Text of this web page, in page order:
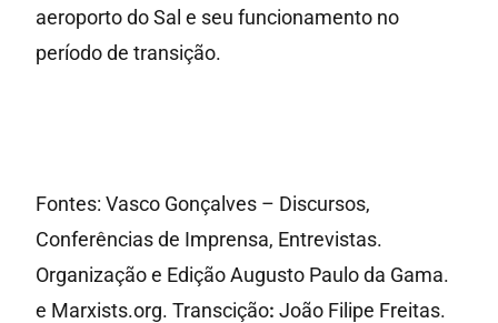
aeroporto do Sal e seu funcionamento no
período de transição.
Fontes: Vasco Gonçalves – Discursos,
Conferências de Imprensa, Entrevistas.
Organização e Edição Augusto Paulo da Gama.
e Marxists.org. Transcição:João Filipe Freitas.